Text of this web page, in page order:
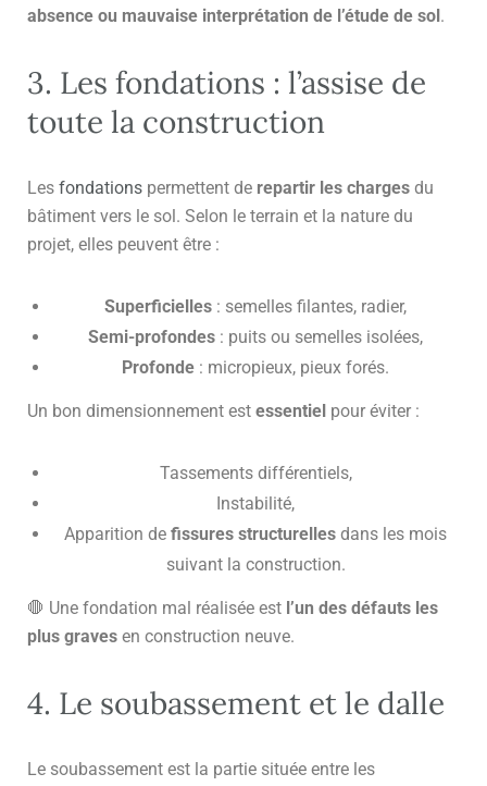
absence ou mauvaise interprétation de l’étude de sol .
3. Les fondations : l’assise de
toute la construction
Les fondations permettent de repartir les charges du
bâtiment vers le sol. Selon le terrain et la nature du
projet, elles peuvent être :
Superficielles : semelles filantes, radier,
Semi-profondes : puits ou semelles isolées,
Profonde : micropieux, pieux forés.
Un bon dimensionnement est essentiel pour éviter :
Tassements différentiels,
Instabilité,
Apparition de fissures structurelles dans les mois
suivant la construction.
🛑 Une fondation mal réalisée est l’un des défauts les
plus graves en construction neuve.
4. Le soubassement et le dalle
Le soubassement est la partie située entre les